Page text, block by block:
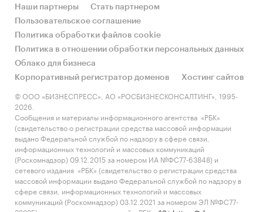
Наши партнеры
Стать партнером
Пользовательское соглашение
Политика обработки файлов cookie
Политика в отношении обработки персональных данных
Облако для бизнеса
Корпоративный регистратор доменов
Хостинг сайтов
© ООО «БИЗНЕСПРЕСС», АО «РОСБИЗНЕСКОНСАЛТИНГ», 1995-
2026.
Сообщения и материалы информационного агентства «РБК»
(свидетельство о регистрации средства массовой информации
выдано Федеральной службой по надзору в сфере связи,
информационных технологий и массовых коммуникаций
(Роскомнадзор) 09.12.2015 за номером ИА №ФС77-63848) и
сетевого издания «РБК» (свидетельство о регистрации средства
массовой информации выдано Федеральной службой по надзору в
сфере связи, информационных технологий и массовых
коммуникаций (Роскомнадзор) 03.12.2021 за номером ЭЛ №ФС77-